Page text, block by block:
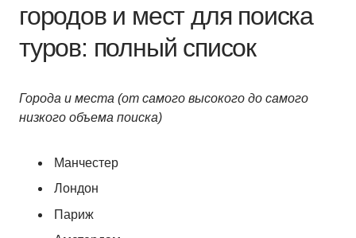
городов и мест для поиска
туров: полный список
Города и места (от самого высокого до самого
низкого объема поиска)
Манчестер
Лондон
Париж